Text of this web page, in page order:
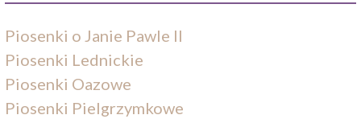
Piosenki o Janie Pawle II
Piosenki Lednickie
Piosenki Oazowe
Piosenki Pielgrzymkowe